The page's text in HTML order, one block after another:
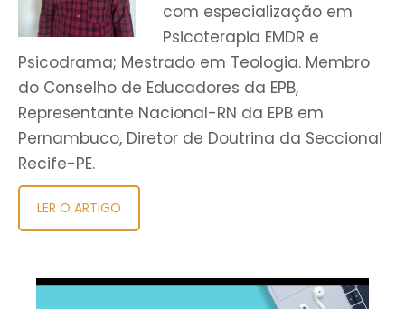
com especialização em
Psicoterapia EMDR e
Psicodrama; Mestrado em Teologia. Membro
do Conselho de Educadores da EPB,
Representante Nacional-RN da EPB em
Pernambuco, Diretor de Doutrina da Seccional
Recife-PE.
LER O ARTIGO